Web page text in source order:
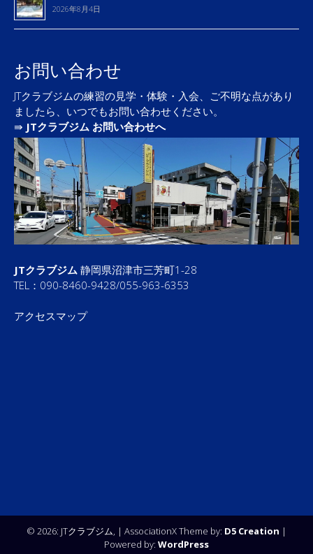
2026年8月4日
お問い合わせ
JTクラブジムの練習の見学・体験・入会、ご不明な点があり
ましたら、いつでもお問い合わせください。
⇛ JTクラブジム お問い合わせへ
JTクラブジム 静岡県沼津市三芳町1-28
TEL：090-8460-9428/055-963-6353
アクセスマップ
© 2026: JTクラブジム, | AssociationX Theme by: D5 Creation |
Powered by: WordPress